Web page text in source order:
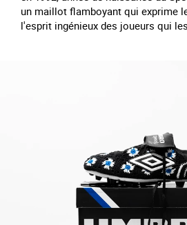
un maillot flamboyant qui exprime
l'esprit ingénieux des joueurs qui